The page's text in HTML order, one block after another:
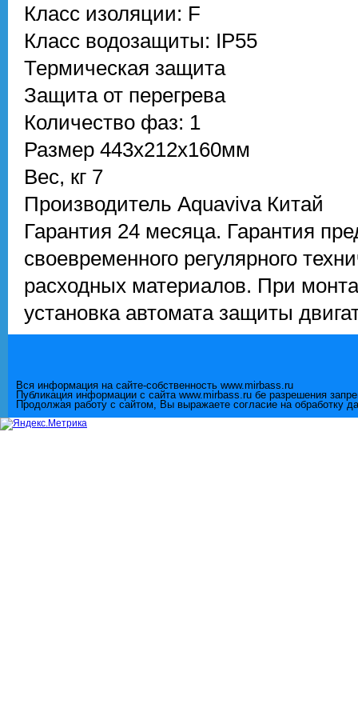
Класс изоляции: F
Класс водозащиты: IP55
Термическая защита
Защита от перегрева
Количество фаз: 1
Размер 443х212х160мм
Вес, кг 7
Производитель Aquaviva Китай
Гарантия 24 месяца. Гарантия
своевременного регулярного
расходных материалов. При
установка автомата защиты
Вся информация на сайте-собственность www.mirbass.ru
Публикация информации с сайта www.mirbass.ru бе разрешения
Продолжая работу с сайтом, Вы выражаете согласие на обработку